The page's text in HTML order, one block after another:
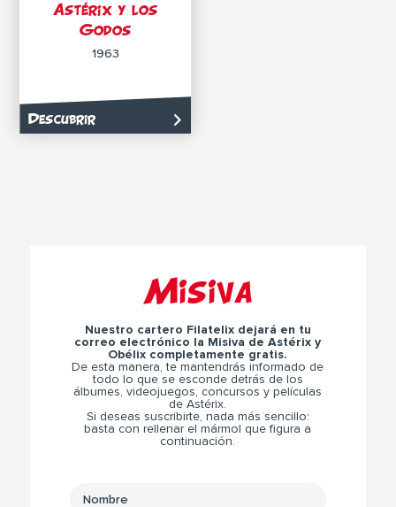
Astérix y los
Godos
1963
Descubrir
Misiva
Nuestro cartero Filatelix dejará en tu
correo electrónico la Misiva de Astérix y
Obélix completamente gratis.
De esta manera, te mantendrás informado de
todo lo que se esconde detrás de los
álbumes, videojuegos, concursos y películas
de Astérix.
Si deseas suscribirte, nada más sencillo:
basta con rellenar el mármol que figura a
continuación.